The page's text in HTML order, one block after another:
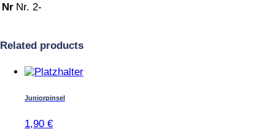
Nr Nr. 2-
Related products
Juniorpinsel
1,90 €